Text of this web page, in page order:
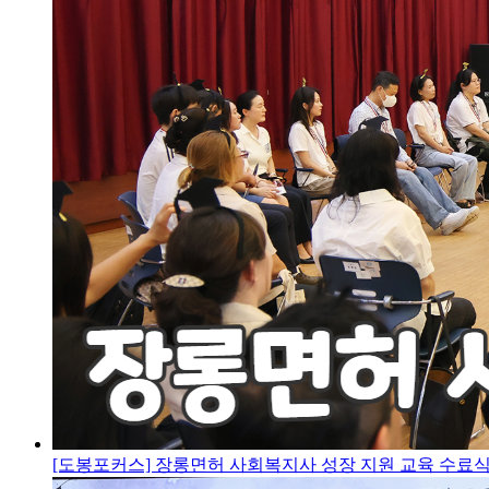
[도봉포커스] 장롱면허 사회복지사 성장 지원 교육 수료